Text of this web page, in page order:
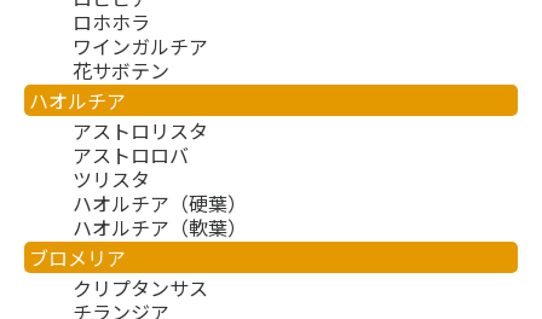
ロホホラ
ワインガルチア
花サボテン
ハオルチア
アストロリスタ
アストロロバ
ツリスタ
ハオルチア（硬葉）
ハオルチア（軟葉）
ブロメリア
クリプタンサス
チランジア